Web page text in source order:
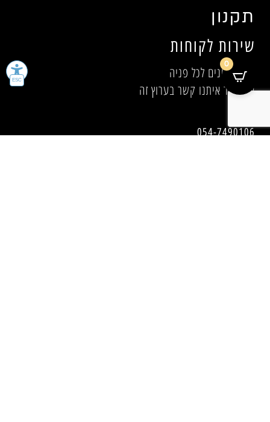
שירות לקוחות
אנא צור איתנו קשר בערוץ זה
054-7490106
תקנון
0